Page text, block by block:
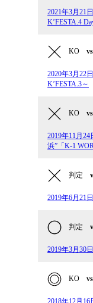
2021年3月21
K’FESTA.4
KO
2020年3月22
K’FESTA.3～
KO
2019年11月
浜”「K-1
判定
2019年6月21
判定
2019年3月30
KO
2018年12月